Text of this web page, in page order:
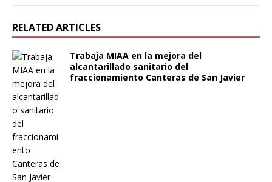
RELATED ARTICLES
Trabaja MIAA en la mejora del
alcantarillado sanitario del
fraccionamiento Canteras de San Javier